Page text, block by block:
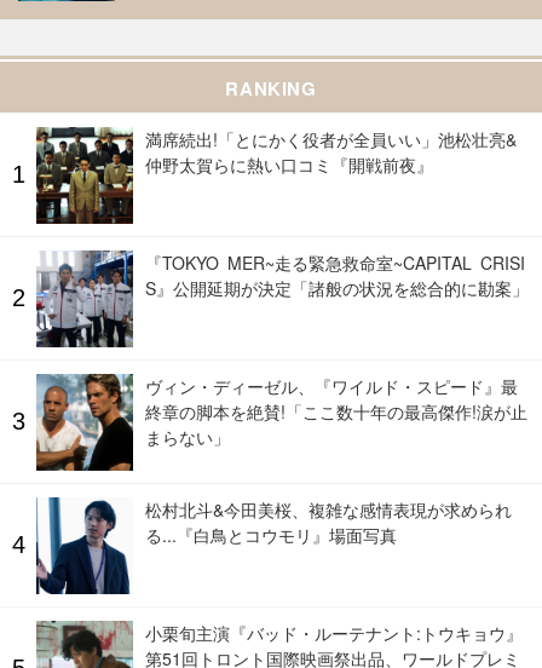
RANKING
満席続出!「とにかく役者が全員いい」池松壮亮&
仲野太賀らに熱い口コミ『開戦前夜』
『TOKYO MER~走る緊急救命室~CAPITAL CRISI
S』公開延期が決定「諸般の状況を総合的に勘案」
ヴィン・ディーゼル、『ワイルド・スピード』最
終章の脚本を絶賛!「ここ数十年の最高傑作!涙が止
まらない」
松村北斗&今田美桜、複雑な感情表現が求められ
る...『白鳥とコウモリ』場面写真
小栗旬主演『バッド・ルーテナント:トウキョウ』
第51回トロント国際映画祭出品、ワールドプレミ